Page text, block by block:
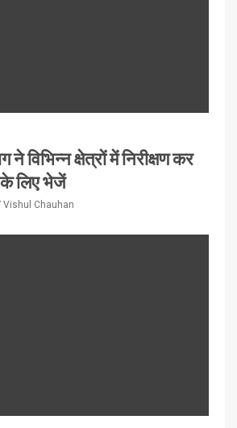
ने विभिन्न क्षेत्रों में निरीक्षण कर
लिए भेजें
Vishul Chauhan